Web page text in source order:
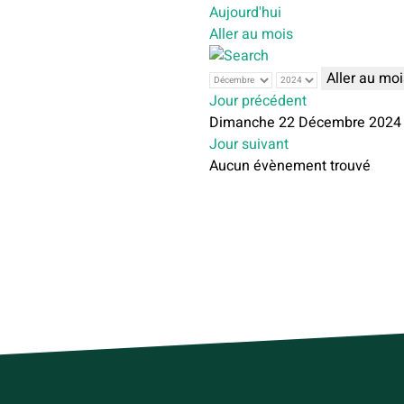
Aujourd'hui
Aller au mois
Aller au
Jour précédent
Dimanche 22 Décembre 2024
Jour suivant
Aucun évènement trouvé